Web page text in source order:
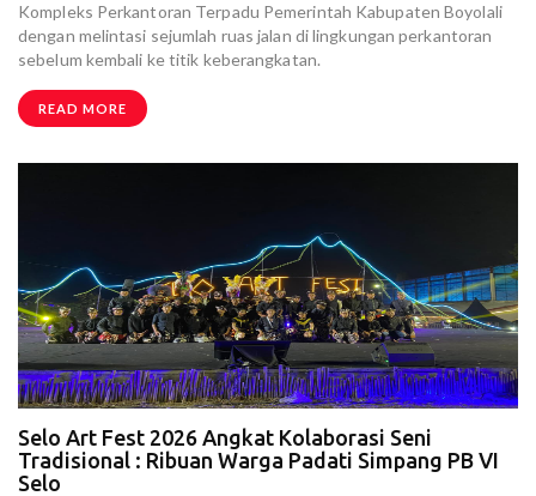
Kompleks Perkantoran Terpadu Pemerintah Kabupaten Boyolali
dengan melintasi sejumlah ruas jalan di lingkungan perkantoran
sebelum kembali ke titik keberangkatan.
READ MORE
Selo Art Fest 2026 Angkat Kolaborasi Seni
Tradisional : Ribuan Warga Padati Simpang PB VI
Selo